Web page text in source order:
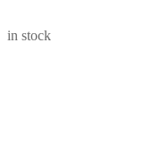
in stock